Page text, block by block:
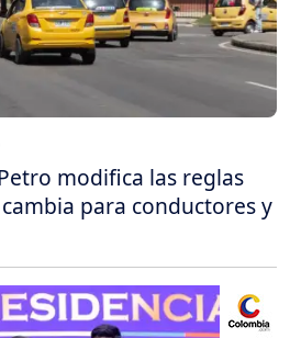
modifica las reglas
para conductores y